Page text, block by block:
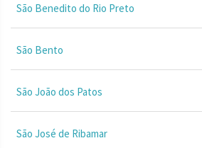
São Benedito do Rio Preto
São Bento
São João dos Patos
São José de Ribamar